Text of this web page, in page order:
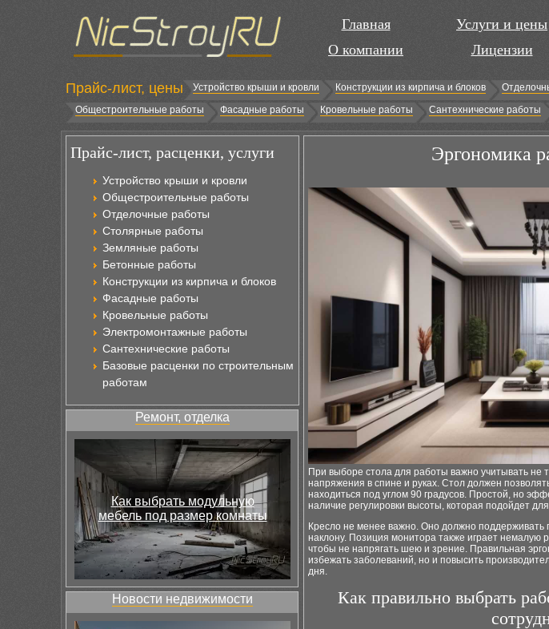
Главная
О компании
Услуги и цены
Лицензии
Прайс-лист, цены Устройство крыши и кровли Конструкции из кирпича и блоков
Общестроительные работы
Фасадные работы Кровельные работы Сантехнические работы
Прайс-лист, расценки, услуги
Устройство крыши и кровли
Общестроительные работы
Отделочные работы
Столярные работы
Земляные работы
Бетонные работы
Конструкции из кирпича и блоков
Фасадные работы
Кровельные работы
Электромонтажные работы
Сантехнические работы
Базовые расценки по строительным
работам
Ремонт, отделка
Как выбрать модульную
мебель под размер комнаты
Новости недвижимости
Эргономика
При выборе стола для работы важно учитывать не
напряжения в спине и руках. Стол должен
находиться под углом 90 градусов. Простой, но
наличие регулировки высоты, которая подойдет
Кресло не менее важно. Оно должно поддерживать
наклону. Позиция монитора также играет немалую
чтобы не напрягать шею и зрение. Правильная
избежать заболеваний, но и повысить
дня.
Как правильно выбрать